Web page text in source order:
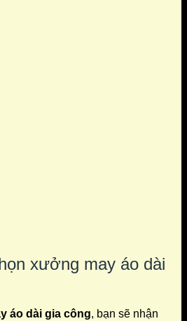
xưởng may áo dài
áo dài gia công, bạn sẽ nhận